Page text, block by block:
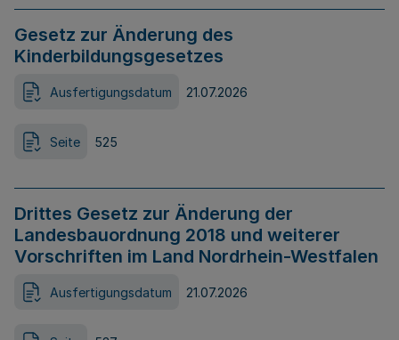
Gesetz zur Änderung des
Kinderbildungsgesetzes
Ausfertigungsdatum 21.07.2026
Seite 525
Drittes Gesetz zur Änderung der
Landesbauordnung 2018 und weiterer
Vorschriften im Land Nordrhein-Westfalen
Ausfertigungsdatum 21.07.2026